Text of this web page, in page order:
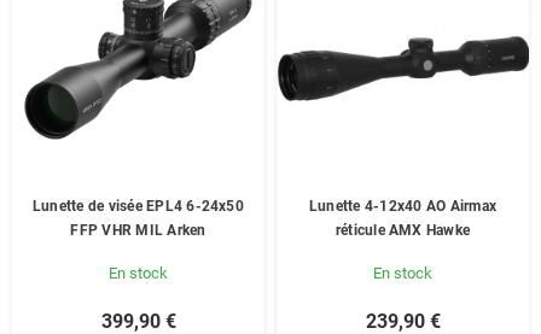
Lunette de visée EPL4 6-24x50
FFP VHR MIL Arken
En stock
399,90 €
Lunette 4-12x40 AO Airmax
réticule AMX Hawke
En stock
239,90 €